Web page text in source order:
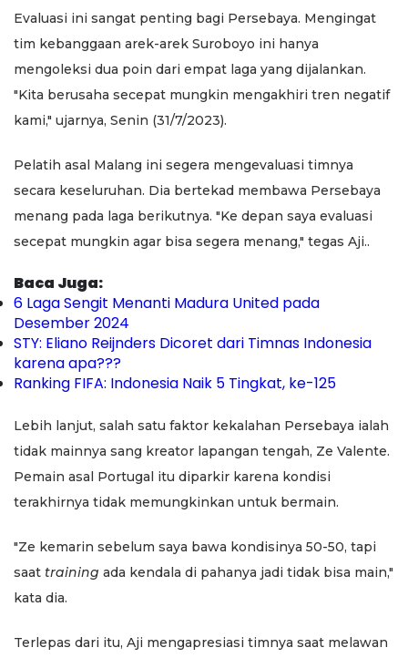
Evaluasi ini sangat penting bagi Persebaya. Mengingat
tim kebanggaan arek-arek Suroboyo ini hanya
mengoleksi dua poin dari empat laga yang dijalankan.
"Kita berusaha secepat mungkin mengakhiri tren negatif
kami," ujarnya, Senin (31/7/2023).
Pelatih asal Malang ini segera mengevaluasi timnya
secara keseluruhan. Dia bertekad membawa Persebaya
menang pada laga berikutnya. "Ke depan saya evaluasi
secepat mungkin agar bisa segera menang," tegas Aji..
Baca Juga:
6 Laga Sengit Menanti Madura United pada
Desember 2024
STY: Eliano Reijnders Dicoret dari Timnas Indonesia
karena apa???
Ranking FIFA: Indonesia Naik 5 Tingkat, ke-125
Lebih lanjut, salah satu faktor kekalahan Persebaya ialah
tidak mainnya sang kreator lapangan tengah, Ze Valente.
Pemain asal Portugal itu diparkir karena kondisi
terakhirnya tidak memungkinkan untuk bermain.
"Ze kemarin sebelum saya bawa kondisinya 50-50, tapi
saat training ada kendala di pahanya jadi tidak bisa main,"
kata dia.
Terlepas dari itu, Aji mengapresiasi timnya saat melawan